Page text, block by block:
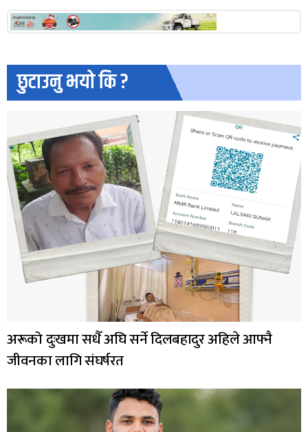
छुटाउनु भयो कि ?
अरूको दुःखमा सधैँ अघि सर्ने दिलबहादुर अहिले आफ्नै
जीवनका लागि संघर्षरत